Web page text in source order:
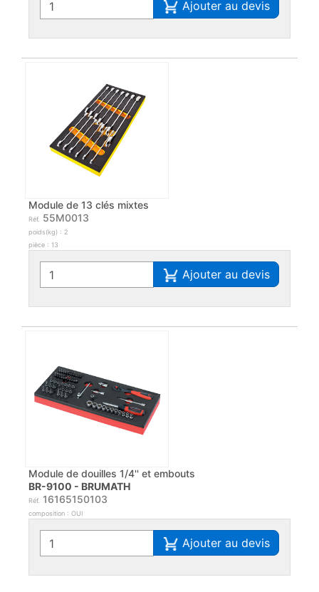
Ajouter au devis
Module de 13 clés mixtes
Réf. 55M0013
poids(kg) : 2
pièce : 13
Ajouter au devis
Module de douilles 1/4'' et embouts
BR-9100 - BRUMATH
Réf. 16165150103
composition : OUI
Ajouter au devis